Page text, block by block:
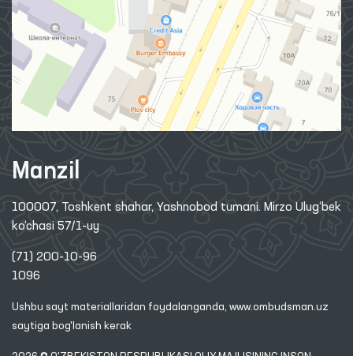
Manzil
100007, Toshkent shahar, Yashnobod tumani. Mirzo Ulug‘bek
ko‘chasi 57/1-uy
(71) 200-10-96
1096
Ushbu sayt materiallaridan foydalanganda, www.ombudsman.uz
saytiga bog'lanish kerak